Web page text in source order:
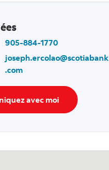
905-884-1770
joseph.ercolao@scotiabank
.com
avec moi